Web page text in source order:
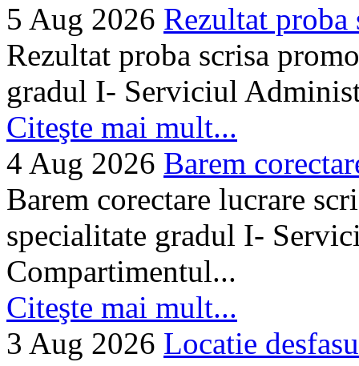
5 Aug 2026 Rezultat proba
Rezultat proba scrisa
gradul I- Serviciul
Citeşte mai mult...
4 Aug 2026 Barem
Barem corectare lucrare
specialitate gradul I-
Compartimentul...
Citeşte mai mult...
3 Aug 2026 Locatie